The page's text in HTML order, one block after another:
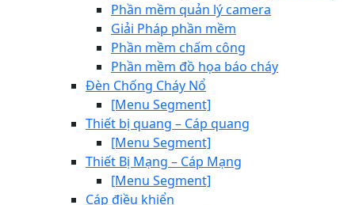
Phần mềm quản lý camera
Giải Pháp phần mềm
Phần mềm chấm công
Phần mềm đồ họa báo cháy
Đèn Chống Cháy Nổ
[Menu Segment]
Thiết bị quang – Cáp quang
[Menu Segment]
Thiết Bị Mạng – Cáp Mạng
[Menu Segment]
Cáp điều khiển